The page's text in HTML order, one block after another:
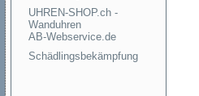
UHREN-SHOP.ch -
Wanduhren
AB-Webservice.de
Schädlingsbekämpfung